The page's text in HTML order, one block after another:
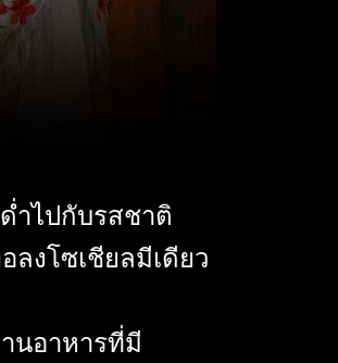
ำไปกับรสชาติ
ลงโซเชียลมีเดียว
นอาหารที่มี